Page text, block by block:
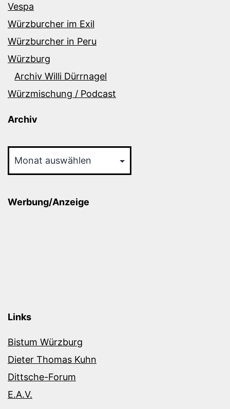
Vespa
Würzburcher im Exil
Würzburcher in Peru
Würzburg
Archiv Willi Dürrnagel
Würzmischung / Podcast
Archiv
Werbung/Anzeige
Links
Bistum Würzburg
Dieter Thomas Kuhn
Dittsche-Forum
E.A.V.